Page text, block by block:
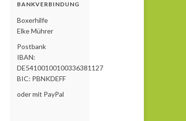
BANKVERBINDUNG
Boxerhilfe
Elke Mührer
Postbank
IBAN:
DE54100100100336381127
BIC: PBNKDEFF
oder mit PayPal